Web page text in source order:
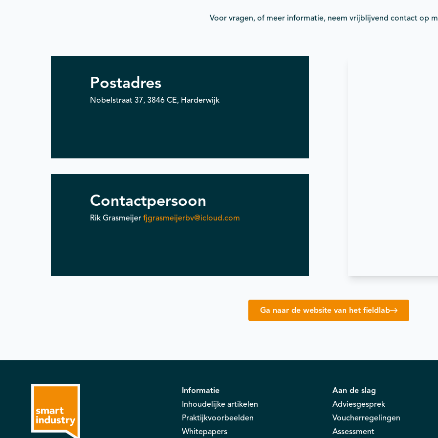
Voor vragen, of meer informatie, neem vrijblijvend contact op
Postadres
Nobelstraat 37, 3846 CE, Harderwijk
Contactpersoon
Rik Grasmeijer fjgrasmeijerbv@icloud.com
Ga naar de website van het fieldlab
Informatie
Inhoudelijke artikelen
Praktijkvoorbeelden
Whitepapers
Aan de slag
Adviesgesprek
Voucherregelingen
Assessment